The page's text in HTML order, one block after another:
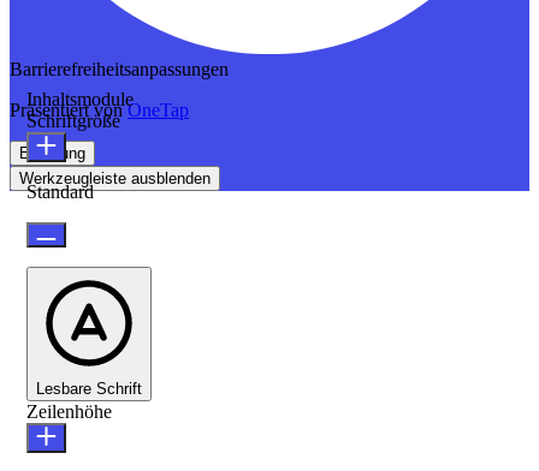
Barrierefreiheitsanpassungen
Präsentiert vonOneTap
Erklärung
Werkzeugleiste ausblenden
Inhaltsmodule
Schriftgröße
Standard
Lesbare Schrift
Zeilenhöhe